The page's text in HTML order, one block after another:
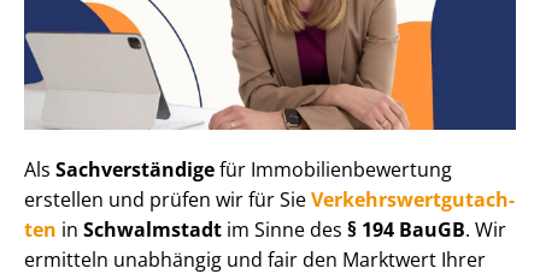
Als Sachverständigefür Im­mo­bi­li­en­be­wer­tung
erstellen und prüfen wir für SieVer­kehrs­wert­gut­ach­
ten in Schwalmstadt im Sinne des § 194 BauGB. Wir
ermitteln unabhängig und fair den Marktwert Ihrer